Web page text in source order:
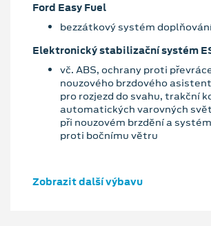
Ford Easy Fuel
bezzátkový systém
Elektronický stabilizační systém
vč. ABS, ochrany proti
nouzového brzdového
pro rozjezd do svahu, trakční
automatických varovných
při nouzovém brzdění a
proti bočnímu větru
Zobrazit další výbavu